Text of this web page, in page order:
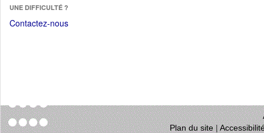
fenêtre)
une
nouvelle
UNE DIFFICULTÉ ?
Contactez-nous
Plan du site|